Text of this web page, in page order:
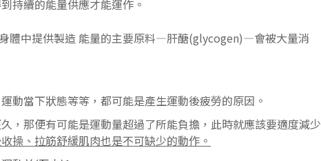
持續的能量供應才能運作。
體中提供製造 能量的主要原料—肝醣(glycogen)—會被大量消
動當下狀態等等，都可能是產生運動後疲勞的原因。
，那便有可能是運動量超過了所能負擔，此時就應該要適度減少
操、拉筋舒緩肌肉也是不可缺少的動作。